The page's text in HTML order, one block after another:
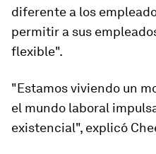
diferente a los
permitir a sus
flexible".
"Estamos viviendo un
el mundo laboral
existencial", explicó